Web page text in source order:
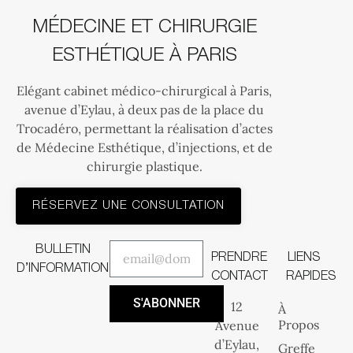
MÉDECINE ET CHIRURGIE
ESTHÉTIQUE À PARIS
Elégant cabinet médico-chirurgical à Paris,
avenue d’Eylau, à deux pas de la place du
Trocadéro, permettant la réalisation d’actes
de Médecine Esthétique, d’injections, et de
chirurgie plastique.
RÉSERVEZ UNE CONSULTATION
BULLETIN
D’INFORMATION
S'ABONNER
PRENDRE
CONTACT
12
Avenue
d’Eylau,
LIENS
RAPIDES
À
Propos
Greffe